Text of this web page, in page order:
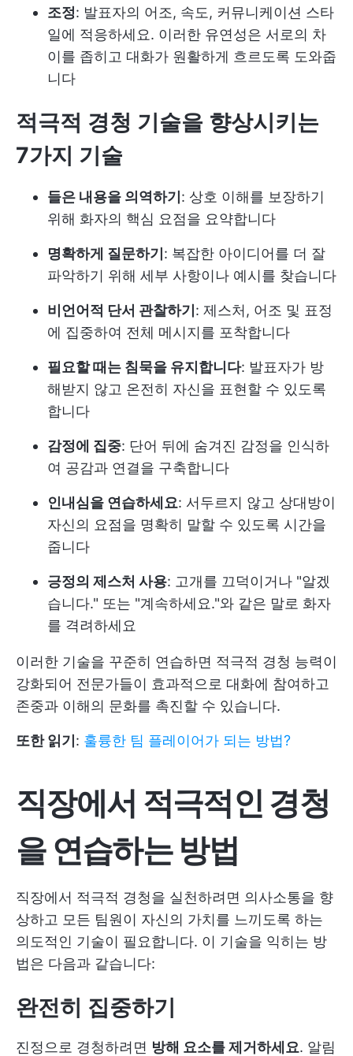
조정: 발표자의 어조, 속도, 커뮤니케이션 스타
일에 적응하세요. 이러한 유연성은 서로의 차
이를 좁히고 대화가 원활하게 흐르도록 도와줍
니다
적극적 경청 기술을 향상시키는
7가지 기술
들은 내용을 의역하기 : 상호 이해를 보장하기
위해 화자의 핵심 요점을 요약합니다
명확하게 질문하기 : 복잡한 아이디어를 더 잘
파악하기 위해 세부 사항이나 예시를 찾습니다
비언어적 단서 관찰하기 : 제스처, 어조 및 표정
에 집중하여 전체 메시지를 포착합니다
필요할 때는 침묵을 유지합니다: 발표자가 방
해받지 않고 온전히 자신을 표현할 수 있도록
합니다
감정에 집중: 단어 뒤에 숨겨진 감정을 인식하
여 공감과 연결을 구축합니다
인내심을 연습하세요: 서두르지 않고 상대방이
자신의 요점을 명확히 말할 수 있도록 시간을
줍니다
긍정의 제스처 사용: 고개를 끄덕이거나 "알겠
습니다." 또는 "계속하세요."와 같은 말로 화자
를 격려하세요
이러한 기술을 꾸준히 연습하면 적극적 경청 능력이
강화되어 전문가들이 효과적으로 대화에 참여하고
존중과 이해의 문화를 촉진할 수 있습니다.
또한 읽기 : 훌륭한 팀 플레이어가 되는 방법?
직장에서 적극적인 경청
을 연습하는 방법
직장에서 적극적 경청을 실천하려면 의사소통을 향
상하고 모든 팀원이 자신의 가치를 느끼도록 하는
의도적인 기술이 필요합니다. 이 기술을 익히는 방
법은 다음과 같습니다:
완전히 집중하기
진정으로 경청하려면 방해 요소를 제거하세요. 알림